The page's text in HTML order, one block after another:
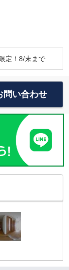
定！8/末まで
問い合わせ